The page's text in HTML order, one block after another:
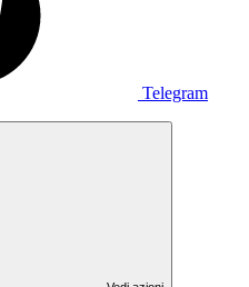
Telegram